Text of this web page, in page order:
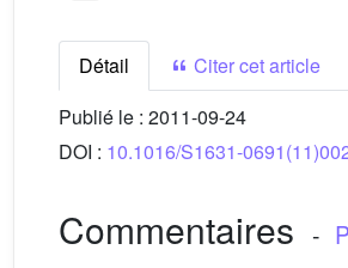
Détail
Citer cet article
Publié le : 2011-09-24
DOI : 10.1016/S1631-
Commentaires -